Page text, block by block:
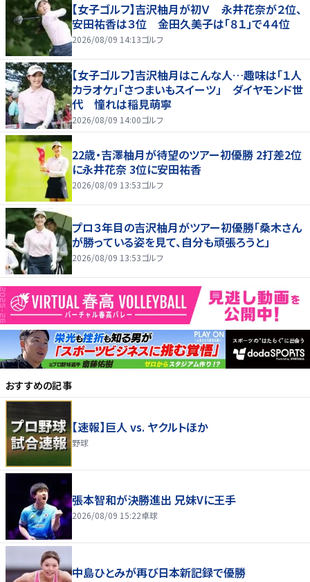
【女子ゴルフ】吉沢柚月が初Ｖ 永井花奈が２位、
安田祐香は３位 金田久美子は「８１」で４４位
2026/08/09 14:13ゴルフ
【女子ゴルフ】吉沢柚月はこんな人…趣味は「１人
カラオケ」「さつまいもスイーツ」 ダイヤモンド世
代 憧れは稲見萌寧
2026/08/09 14:00ゴルフ
22歳・吉澤柚月が待望のツアー初優勝 2打差2位
に永井花奈 3位に安田祐香
2026/08/09 13:53ゴルフ
プロ３年目の吉沢柚月がツアー初優勝「桑木さん
が勝っている姿を見て、自分も頑張ろうと」
2026/08/09 13:53ゴルフ
おすすめの記事
【速報】巨人 vs. ヤクルトほか
野球
張本智和が決勝進出 兄妹Vに王手
2026/08/09 15:22卓球
中島ひとみが再び日本新記録で優勝